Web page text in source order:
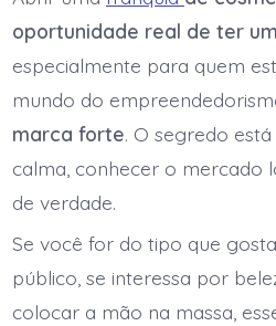
oportunidade real de ter
especialmente para quem
mundo do
marca forte. O segredo
calma, conhecer o mercado
de verdade.
Se você for do tipo que
público, se interessa por
colocar a mão na massa,